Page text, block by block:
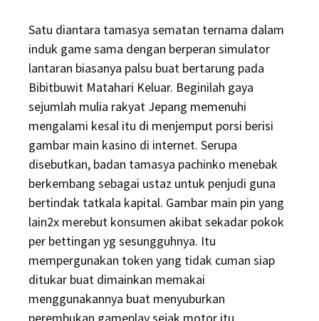
Satu diantara tamasya sematan ternama dalam
induk game sama dengan berperan simulator
lantaran biasanya palsu buat bertarung pada
Bibitbuwit Matahari Keluar. Beginilah gaya
sejumlah mulia rakyat Jepang memenuhi
mengalami kesal itu di menjemput porsi berisi
gambar main kasino di internet. Serupa
disebutkan, badan tamasya pachinko menebak
berkembang sebagai ustaz untuk penjudi guna
bertindak tatkala kapital. Gambar main pin yang
lain2x merebut konsumen akibat sekadar pokok
per bettingan yg sesungguhnya. Itu
mempergunakan token yang tidak cuman siap
ditukar buat dimainkan memakai
menggunakannya buat menyuburkan